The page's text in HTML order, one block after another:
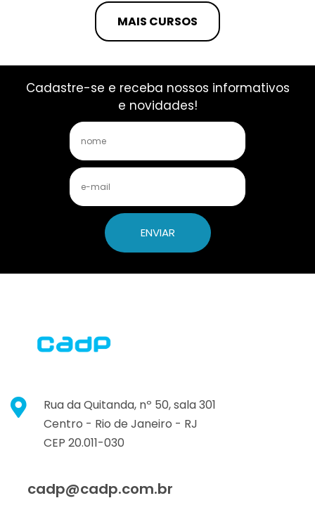
MAIS CURSOS
Cadastre-se e receba nossos informativos
e novidades!
ENVIAR
Rua da Quitanda, nº 50, sala 301
Centro - Rio de Janeiro - RJ
CEP 20.011-030
cadp@cadp.com.br